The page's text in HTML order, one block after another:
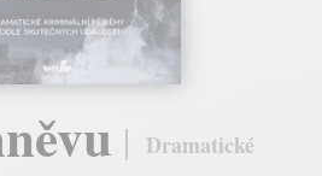
Dramatické